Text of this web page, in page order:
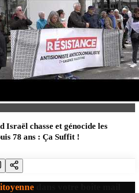
Israël chasse et génocide les
78 ans : Ça Suffit !